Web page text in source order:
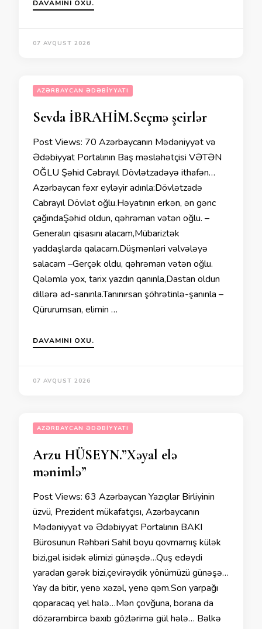
DAVAMINI OXU.
07 AVQUST 2026
AZƏRBAYCAN ƏDƏBIYYATI
Sevda İBRAHİM.Seçmə şeirlər
Post Views: 70 Azərbaycanın Mədəniyyət və
Ədəbiyyat Portalının Baş məsləhətçisi VƏTƏN
OĞLU Şəhid Cəbrayıl Dövlətzadəyə ithafən…
Azərbaycan fəxr eyləyir adınla:Dövlətzadə
Cabrayıl Dövlət oğlu.Həyatının erkən, ən gənc
çağındaŞəhid oldun, qəhrəman vətən oğlu. –
Generalın qisasını alacam,Mübariztək
yaddaşlarda qalacam.Düşmənləri vəlvələyə
salacam –Gerçək oldu, qəhrəman vətən oğlu.
Qələmlə yox, tarix yazdın qanınla,Dastan oldun
dillərə ad-sanınla.Tanınırsan şöhrətinlə-şanınla –
Qürurumsan, elimin …
DAVAMINI OXU.
07 AVQUST 2026
AZƏRBAYCAN ƏDƏBIYYATI
Arzu HÜSEYN.”Xəyal elə
mənimlə”
Post Views: 63 Azərbaycan Yazıçılar Birliyinin
üzvü, Prezident mükafatçısı, Azərbaycanın
Mədəniyyət və Ədəbiyyat Portalının BAKI
Bürosunun Rəhbəri Sahil boyu qovmamış külək
bizi,gəl isidək əlimizi günəşdə…Quş edəydi
yaradan gərək bizi,çevirəydik yönümüzü günəşə…
Yay da bitir, yenə xəzəl, yenə qəm.Son yarpağı
qoparacaq yel hələ…Mən çovğuna, borana da
dözərəmbircə baxıb gözlərimə gül hələ… Bəlkə